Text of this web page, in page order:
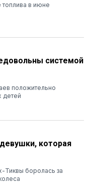
топлива в июне
системой
положительно
детей
которая
Тиквы боролась за